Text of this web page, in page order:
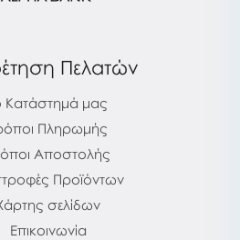
Πελατών
Κατάστημά μας
Πληρωμής
Αποστολής
Προϊόντων
σελίδων
Επικοινωνία